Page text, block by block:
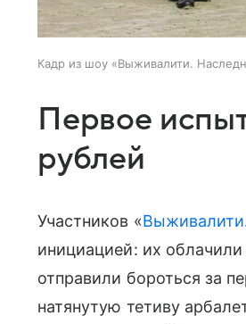
Кадр из шоу «Выживалити.
Первое
рублей
Участников «
инициацией: их
отправили бороться за
натянутую тетиву